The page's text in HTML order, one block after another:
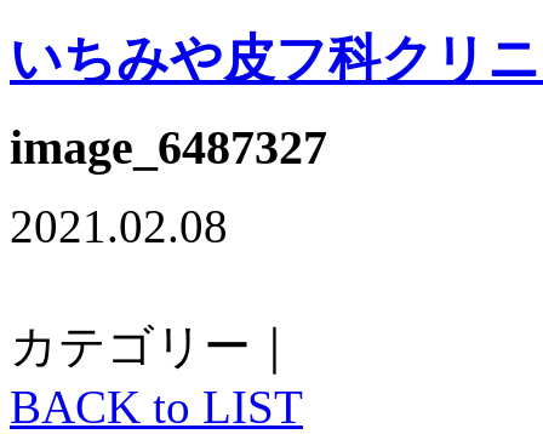
いちみや皮フ科クリ
image_6487327
2021.02.08
カテゴリー｜
BACK to LIST